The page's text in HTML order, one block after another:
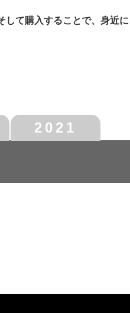
て購入することで、身近
2021